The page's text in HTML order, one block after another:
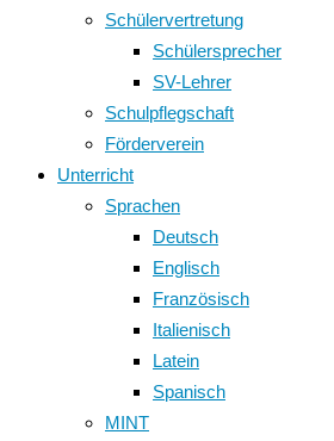
Schülervertretung
Schülersprecher
SV-Lehrer
Schulpflegschaft
Förderverein
Unterricht
Sprachen
Deutsch
Englisch
Französisch
Italienisch
Latein
Spanisch
MINT